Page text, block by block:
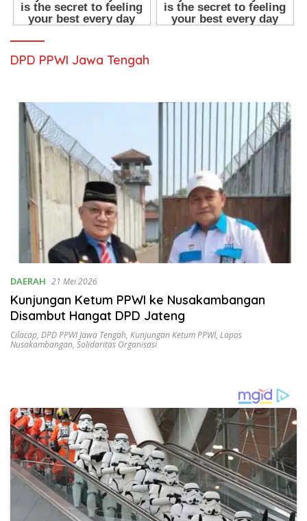
DPD PPWI Jawa Tengah
DAERAH 21 Mei 2026
Kunjungan Ketum PPWI ke Nusakambangan
Disambut Hangat DPD Jateng
Cilacap, DPD PPWI Jawa Tengah, Kunjungan Ketum PPWI, Lapas
Nusakambangan, Solidaritas Organisasi